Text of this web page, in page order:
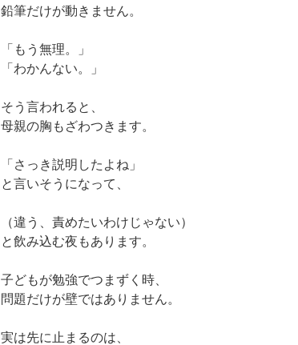
鉛筆だけが動きません。
「もう無理。」
「わかんない。」
そう言われると、
母親の胸もざわつきます。
「さっき説明したよね」
と言いそうになって、
（違う、責めたいわけじゃない）
と飲み込む夜もあります。
子どもが勉強でつまずく時、
問題だけが壁ではありません。
実は先に止まるのは、